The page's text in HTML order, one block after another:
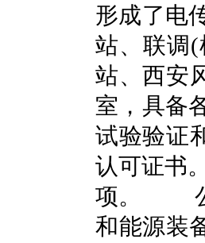
形成了电
站、联调
站、西安
室，具备
试验验证
认可证书
项。 公
和能源装